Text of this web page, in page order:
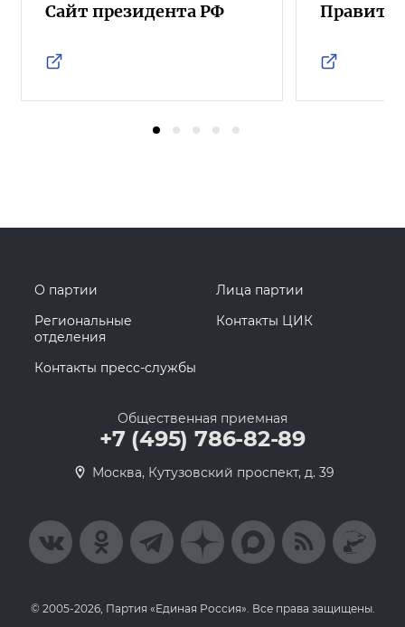
Сайт президента РФ
О партии
Лица партии
Региональные
отделения
Контакты ЦИК
Контакты пресс-службы
Общественная приемная
+7 (495) 786-82-89
Москва, Кутузовский проспект, д. 39
© 2005-2026, Партия «Единая Россия». Все права защищены.